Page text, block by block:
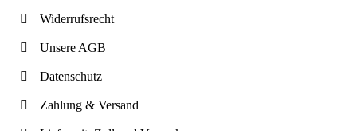
Widerrufsrecht
Unsere AGB
Datenschutz
Zahlung & Versand